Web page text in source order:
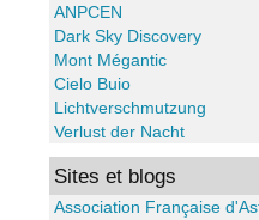
ANPCEN
Dark Sky Discovery
Mont Mégantic
Cielo Buio
Lichtverschmutzung
Verlust der Nacht
Sites et blogs
Association Française